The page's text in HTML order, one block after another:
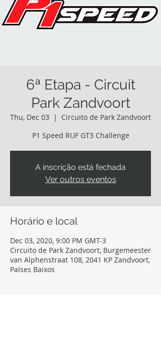
6ª Etapa - Circuit
Park Zandvoort
Thu, Dec 03
  |
Circuito de Park Zandvoort
P1 Speed RUF GT3 Challenge
A inscrição está fechada
Ver outros eventos
Horário e local
Dec 03, 2020, 9:00 PM GMT-3
Circuito de Park Zandvoort, Burgemeester
van Alphenstraat 108, 2041 KP Zandvoort,
Países Baixos